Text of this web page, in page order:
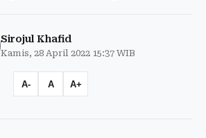
Sirojul Khafid
Kamis, 28 April 2022 15:37 WIB
A- A A+